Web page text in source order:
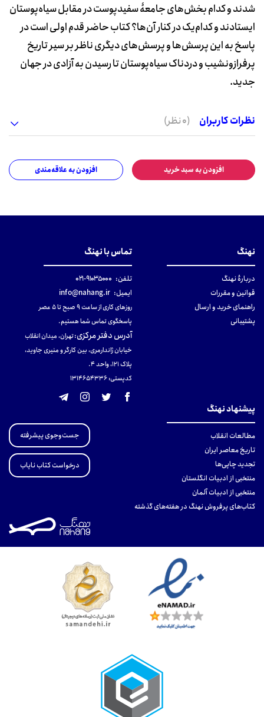
شدند و کدام بخش‌های جامعۀ سفیدپوست در مقابل سیاه‌پوستان
ایستادند و کدام‌یک در کنار آن‌ها؟ کتاب حاضر قدم اولی است در
پاسخ به این پرسش‌ها و پرسش‌های دیگری ناظر بر سیر تاریخ
پرفرازونشیب و دردناک سیاه‌پوستان تا رسیدن به آزادی در جهان
جدید.
نظرات کاربران (0 نظر)
افزودن به سبد خرید افزودن به علاقه‌مندی
نهنگ
دربارهٔ نهنگ
قوانین و مقررات
راهنمای خرید و ارسال
پشتیبانی
تماس با نهنگ
تلفن: ۹۱۰۳۵۰۰۰-۰۲۱
ایمیل: info@nahang.ir
روزهای کاری از ساعت ۹ صبح تا ۵ عصر
پاسخگوی تماس شما هستیم.
آدرس دفتر مرکزی:تهران، میدان انقلاب
خیابان ژاندارمری، بین کارگر و منیری جاوید،
پلاک 121، واحد ۴.
کدپستی: 131465433۶
پیشنهاد نهنگ
مطالعات انقلاب
تاریخ معاصر ایران
تجدید چاپی‌ها
منتخبی از ادبیات انگلستان
منتخبی از ادبیات آلمان
کتاب‌های پرفروش نهنگ در هفته‌های گذشته
جست‌وجوی پیشرفته
درخواست کتاب نایاب